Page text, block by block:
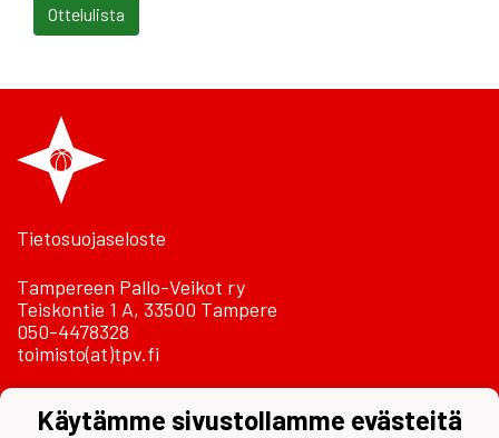
Ottelulista
Tietosuojaseloste
Tampereen Pallo-Veikot ry
Teiskontie 1 A, 33500 Tampere
050-4478328
toimisto(at)tpv.fi
Käytämme sivustollamme evästeitä